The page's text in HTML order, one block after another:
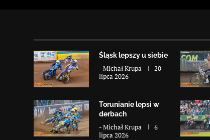
Śląsk lepszy u siebie
-Michał Krupa
20
lipca 2026
Torunianie lepsi w
derbach
-Michał Krupa
6
lipca 2026